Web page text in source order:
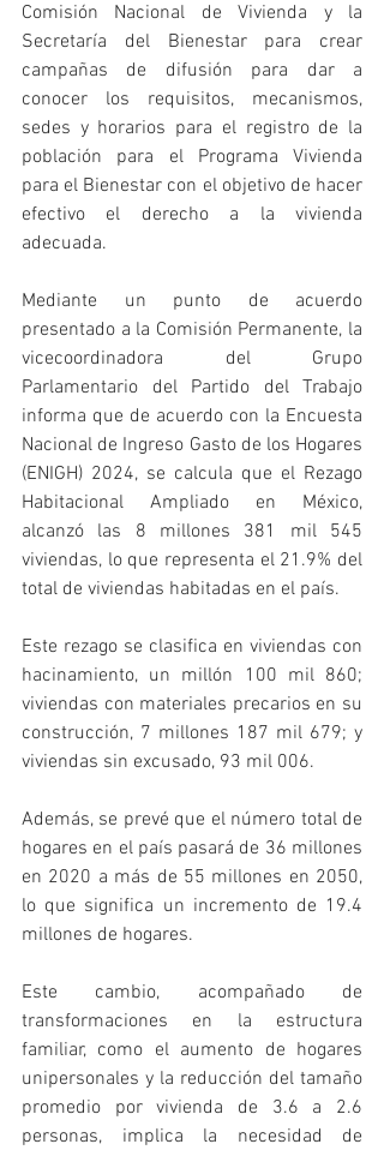
Comisión Nacional de Vivienda y la
Secretaría del Bienestar para crear
campañas de difusión para dar a
conocer los requisitos, mecanismos,
sedes y horarios para el registro de la
población para el Programa Vivienda
para el Bienestar con el objetivo de hacer
efectivo el derecho a la vivienda
adecuada.
Mediante un punto de acuerdo
presentado a la Comisión Permanente, la
vicecoordinadora del Grupo
Parlamentario del Partido del Trabajo
informa que de acuerdo con la Encuesta
Nacional de Ingreso Gasto de los Hogares
(ENIGH) 2024, se calcula que el Rezago
Habitacional Ampliado en México,
alcanzó las 8 millones 381 mil 545
viviendas, lo que representa el 21.9% del
total de viviendas habitadas en el país.
Este rezago se clasifica en viviendas con
hacinamiento, un millón 100 mil 860;
viviendas con materiales precarios en su
construcción, 7 millones 187 mil 679; y
viviendas sin excusado, 93 mil 006.
Además, se prevé que el número total de
hogares en el país pasará de 36 millones
en 2020 a más de 55 millones en 2050,
lo que significa un incremento de 19.4
millones de hogares.
Este cambio, acompañado de
transformaciones en la estructura
familiar, como el aumento de hogares
unipersonales y la reducción del tamaño
promedio por vivienda de 3.6 a 2.6
personas, implica la necesidad de